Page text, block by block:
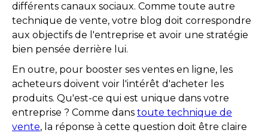
différents canaux sociaux. Comme toute autre
technique de vente, votre blog doit correspondre
aux objectifs de l'entreprise et avoir une stratégie
bien pensée derrière lui.
En outre, pour booster ses ventes en ligne, les
acheteurs doivent voir l'intérêt d'acheter les
produits. Qu'est-ce qui est unique dans votre
entreprise ? Comme dans toute technique de
vente, la réponse à cette question doit être claire